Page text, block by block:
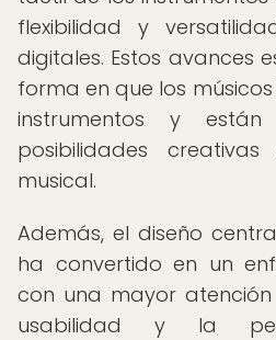
flexibilidad y
digitales. Estos avances
forma en que los
instrumentos y están
posibilidades
musical.
Además, el diseño
ha convertido en un
con una mayor
usabilidad y la